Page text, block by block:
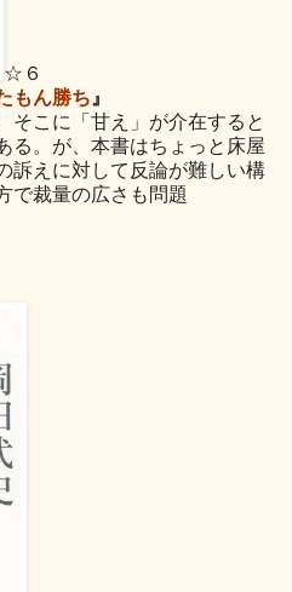
☆６
もん勝ち』
そこに「甘え」が介在すると
る。が、本書はちょっと床屋
訴えに対して反論が難しい構
で裁量の広さも問題